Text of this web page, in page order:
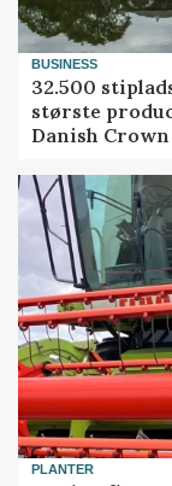
BUSINESS
32.500
største
Danish Crown
PLANTER